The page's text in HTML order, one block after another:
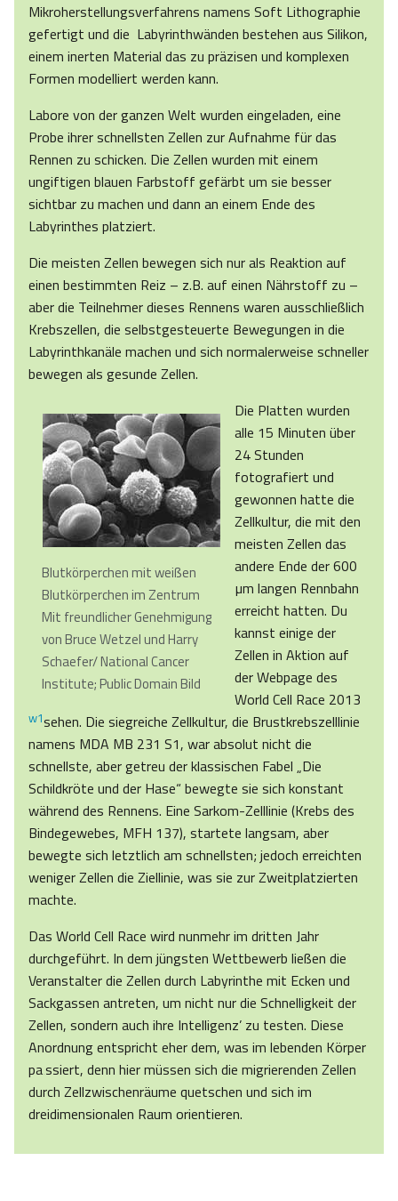
Mikroherstellungsverfahrens namens Soft Lithographie
gefertigt und die Labyrinthwänden bestehen aus Silikon,
einem inerten Material das zu präzisen und komplexen
Formen modelliert werden kann.
Labore von der ganzen Welt wurden eingeladen, eine
Probe ihrer schnellsten Zellen zur Aufnahme für das
Rennen zu schicken. Die Zellen wurden mit einem
ungiftigen blauen Farbstoff gefärbt um sie besser
sichtbar zu machen und dann an einem Ende des
Labyrinthes platziert.
Die meisten Zellen bewegen sich nur als Reaktion auf
einen bestimmten Reiz – z.B. auf einen Nährstoff zu –
aber die Teilnehmer dieses Rennens waren ausschließlich
Krebszellen, die selbstgesteuerte Bewegungen in die
Labyrinthkanäle machen und sich normalerweise schneller
bewegen als gesunde Zellen.
Blutkörperchen mit weißen
Blutkörperchen im Zentrum
Mit freundlicher Genehmigung
von Bruce Wetzel und Harry
Schaefer/ National Cancer
Institute; Public Domain Bild
Die Platten wurden
alle 15 Minuten über
24 Stunden
fotografiert und
gewonnen hatte die
Zellkultur, die mit den
meisten Zellen das
andere Ende der 600
µm langen Rennbahn
erreicht hatten. Du
kannst einige der
Zellen in Aktion auf
der Webpage des
World Cell Race 2013
w1sehen. Die siegreiche Zellkultur, die Brustkrebszelllinie
namens MDA MB 231 S1, war absolut nicht die
schnellste, aber getreu der klassischen Fabel „Die
Schildkröte und der Hase“ bewegte sie sich konstant
während des Rennens. Eine Sarkom-Zelllinie (Krebs des
Bindegewebes, MFH 137), startete langsam, aber
bewegte sich letztlich am schnellsten; jedoch erreichten
weniger Zellen die Ziellinie, was sie zur Zweitplatzierten
machte.
Das World Cell Race wird nunmehr im dritten Jahr
durchgeführt. In dem jüngsten Wettbewerb ließen die
Veranstalter die Zellen durch Labyrinthe mit Ecken und
Sackgassen antreten, um nicht nur die Schnelligkeit der
Zellen, sondern auch ihre Intelligenz’ zu testen. Diese
Anordnung entspricht eher dem, was im lebenden Körper
pa‚ssiert, denn hier müssen sich die migrierenden Zellen
durch Zellzwischenräume quetschen und sich im
dreidimensionalen Raum orientieren.